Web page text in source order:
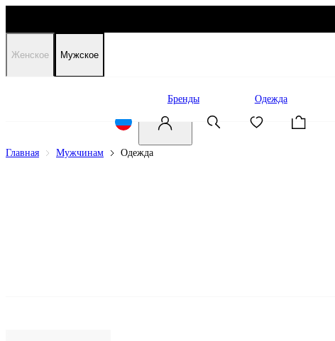
Женское Мужское
Бренды Одежда
Главная Мужчинам Одежда